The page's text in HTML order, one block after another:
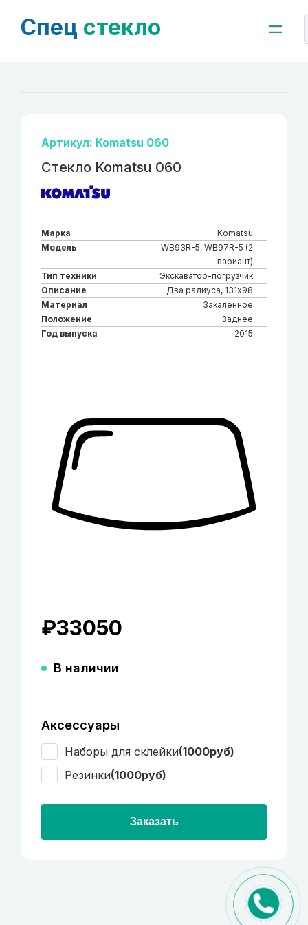
Спец стекло
Артикул: Komatsu 060
Стекло Komatsu 060
Марка
Komatsu
Модель
WB93R-5, WB97R-5 (2
вариант)
Тип техники
Экскаватор-погрузчик
Описание
Два радиуса, 131х98
Материал
Закаленное
Положение
Заднее
Год выпуска
2015
₽33050
В наличии
Аксессуары
Наборы для склейки(1000руб)
Резинки(1000руб)
Заказать